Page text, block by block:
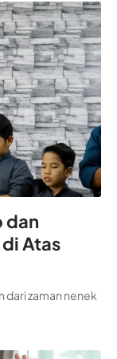
dan
Atas
dari zaman nenek